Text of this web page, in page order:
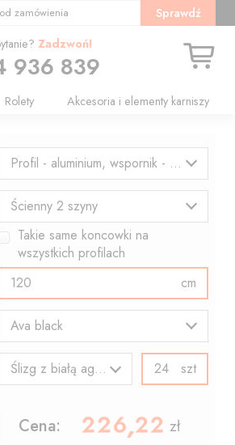
zamówienia Sprawdź
Rolety Akcesoria i elementy karniszy
Zadzwoń!
936 839
Profil - aluminium, wspornik - czarny
Ścienny 2 szyny
Takie same koncowki na
wszystkich profilach
cm
Ava black
Ślizg z białą agrafką szt
Cena: , zł